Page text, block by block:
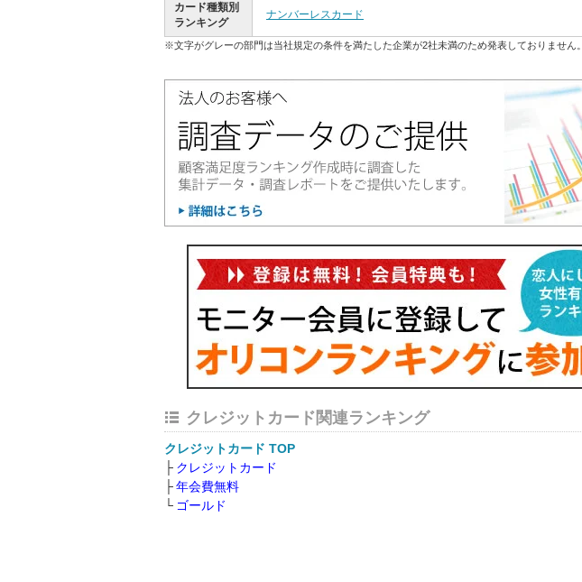
カード種類別
ランキング
ナンバーレスカード
※文字がグレーの部門は当社規定の条件を満たした企業が2社未満のため発表しておりません。
クレジットカード関連ランキング
クレジットカード TOP
クレジットカード
年会費無料
ゴールド